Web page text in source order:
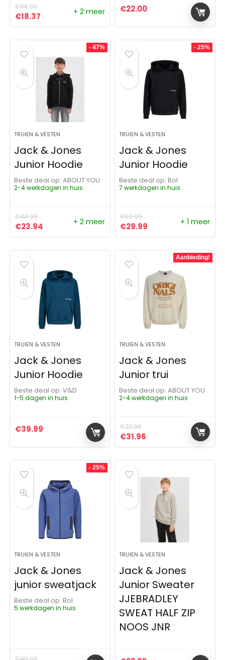
€34.99
Oorspronkelijke prijs was: €34.99.
€18.37 Huidige prijs is: €18.37.
+ 2 meer €22.00
- 47%
TRUIEN & VESTEN
Jack & Jones
Junior Hoodie
Beste deal op:
ABOUT YOU
2-4 werkdagen in huis
€44.99
Oorspronkelijke prijs was: €44.99.
€23.94 Huidige prijs is: €23.94.
+ 2 meer
- 25%
TRUIEN & VESTEN
Jack & Jones
Junior Hoodie
Beste deal op:
Bol
7 werkdagen in huis
€39.99
Oorspronkelijke prijs
€29.99 Huidige prijs is:
+ 1 meer
TRUIEN & VESTEN
Jack & Jones
Junior Hoodie
Beste deal op:
V&D
1-5 dagen in huis
€39.99
Aanbieding!
TRUIEN & VESTEN
Jack & Jones
Junior trui
Beste deal op:
ABOUT YOU
2-4 werkdagen in huis
€23.95
Oorspronkelijke prijs was:
€31.96 Huidige prijs is:
- 25%
TRUIEN & VESTEN
Jack & Jones
junior sweatjack
Beste deal op:
Bol
5 werkdagen in huis
TRUIEN & VESTEN
Jack & Jones
Junior Sweater
JJEBRADLEY
SWEAT HALF ZIP
NOOS JNR